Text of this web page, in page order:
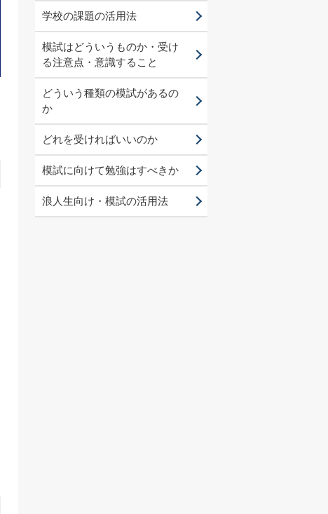
学校の課題の活用法
模試はどういうものか・受け
る注意点・意識すること
どういう種類の模試があるの
か
どれを受ければいいのか
模試に向けて勉強はすべきか
浪人生向け・模試の活用法